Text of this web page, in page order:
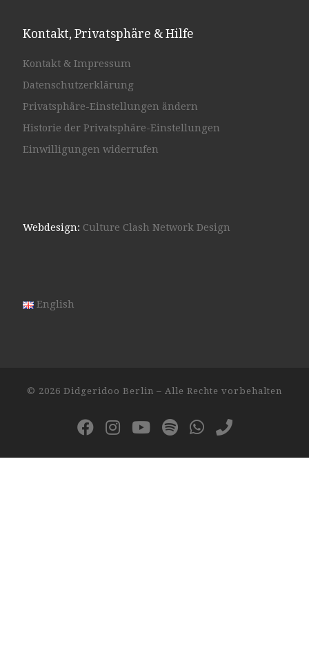
Kontakt, Privatsphäre & Hilfe
Kontakt & Impressum
Datenschutzerklärung
Privatsphäre-Einstellungen ändern
Historie der Privatsphäre-Einstellungen
Einwilligungen widerrufen
Webdesign: Culture Clash Network Design
English
© 2026 Didgeridoo Berlin – Alle Rechte vorbehalten